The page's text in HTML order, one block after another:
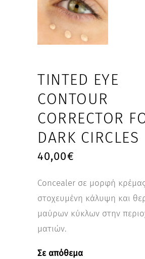
TINTED EYE
CONTOUR
CORRECTOR
DARK CIRCLES
40,00€
Concealer σε μορφή
στοχευμένη κάλυψη και
μαύρων κύκλων στην
ματιών.
Σε απόθεμα